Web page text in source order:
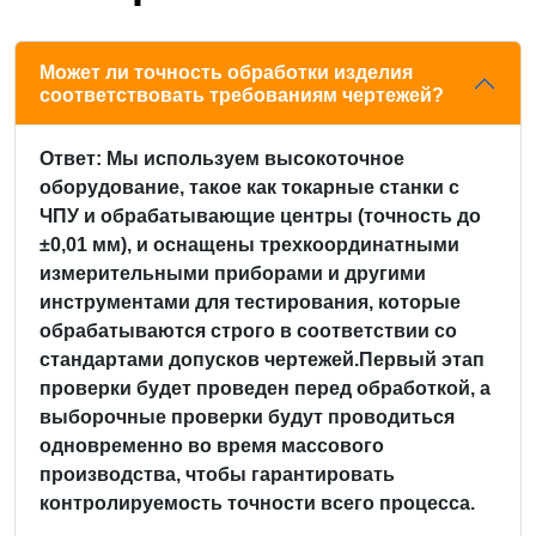
О СЕКТОРЕ
Сила торговой группы
сектора
Может ли точность обработки изделия
соответствовать требованиям чертежей?
Ответ: Мы используем высокоточное
оборудование, такое как токарные станки с
ЧПУ и обрабатывающие центры (точность до